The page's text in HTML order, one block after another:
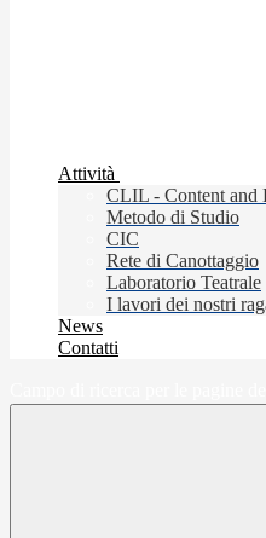
Attività
CLIL - Content and
Metodo di Studio
CIC
Rete di Canottaggio
Laboratorio Teatrale
I lavori dei nostri
News
Contatti